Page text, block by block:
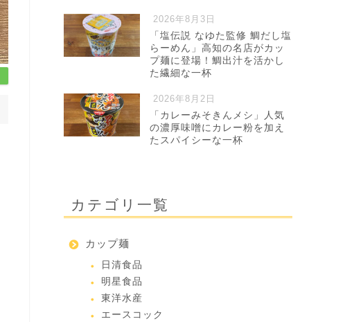
2026年8月3日
「塩伝説 なゆた監修 鯛だし塩
らーめん」高知の名店がカッ
プ麺に登場！鯛出汁を活かし
た繊細な一杯
2026年8月2日
「カレーみそきんメシ」人気
の濃厚味噌にカレー粉を加え
たスパイシーな一杯
カテゴリ一覧
カップ麺
日清食品
明星食品
東洋水産
エースコック